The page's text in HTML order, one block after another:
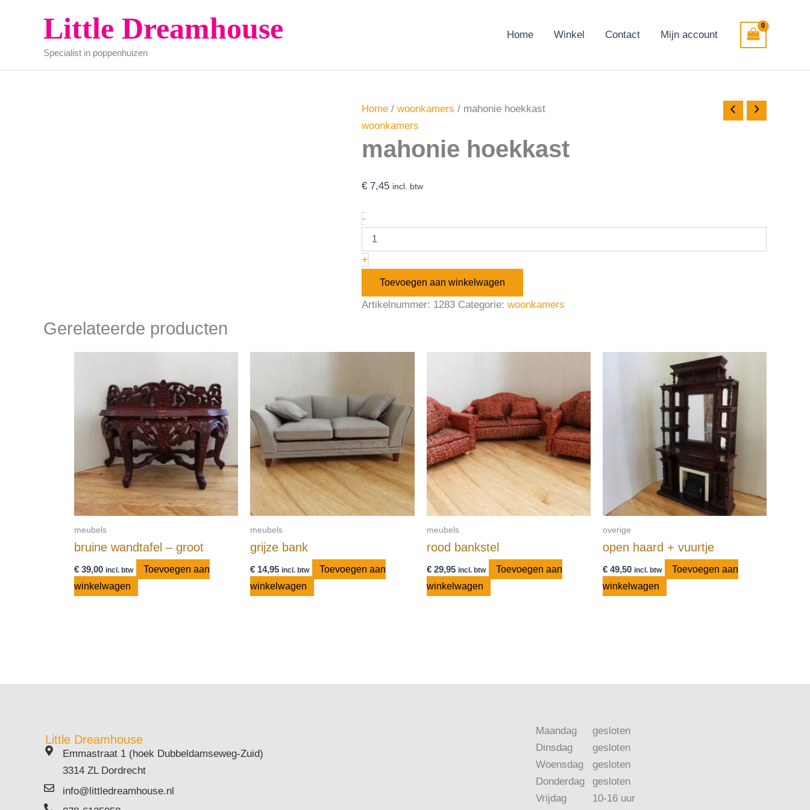
Little Dreamhouse
Specialist in poppenhuizen
Home Winkel Contact Mijn account
Home / woonkamers / mahonie hoekkast
woonkamers
mahonie hoekkast
€ 7,45 incl. btw
-
+
Toevoegen aan winkelwagen
Artikelnummer: 1283 Categorie: woonkamers
Gerelateerde producten
meubels
bruine wandtafel – groot
€ 39,00 incl. btw
Toevoegen aan
winkelwagen
meubels
grijze bank
€ 14,95 incl. btw
Toevoegen aan
winkelwagen
meubels
rood bankstel
€29,95 incl. btw
Toevoegen aan
winkelwagen
overige
open haard + vuurtje
€49,50 incl. btw
Toevoegen aan
winkelwagen
Little Dreamhouse
Emmastraat 1 (hoek Dubbeldamseweg-Zuid)
3314 ZL Dordrecht
info@littledreamhouse.nl
Maandag
Dinsdag
Woensdag
Donderdag
Vrijdag
gesloten
gesloten
gesloten
gesloten
10-16 uur